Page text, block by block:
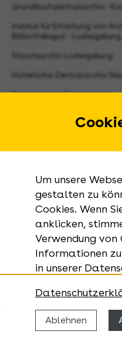
Um unsere
gestalten zu
Cookies. Wenn
anklicken,
Verwendung von
Informationen
in unserer
Ablehnen
Grundbuchzentralarchiv -
Institut für Erhaltung von
Bibliotheksgut - Ludwigsburg
Staatsarchiv Ludwigsburg
Hohenlohe-Zentralarchiv
Staatsarchiv Sigmaringen
Öffnungszeiten
Ansprechpartner
Barrierefreiheit
Impressum
Datenschutz
Kontakt